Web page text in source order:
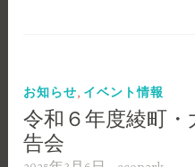
お知らせ, イベント情報
令和６年度綾町・
告会